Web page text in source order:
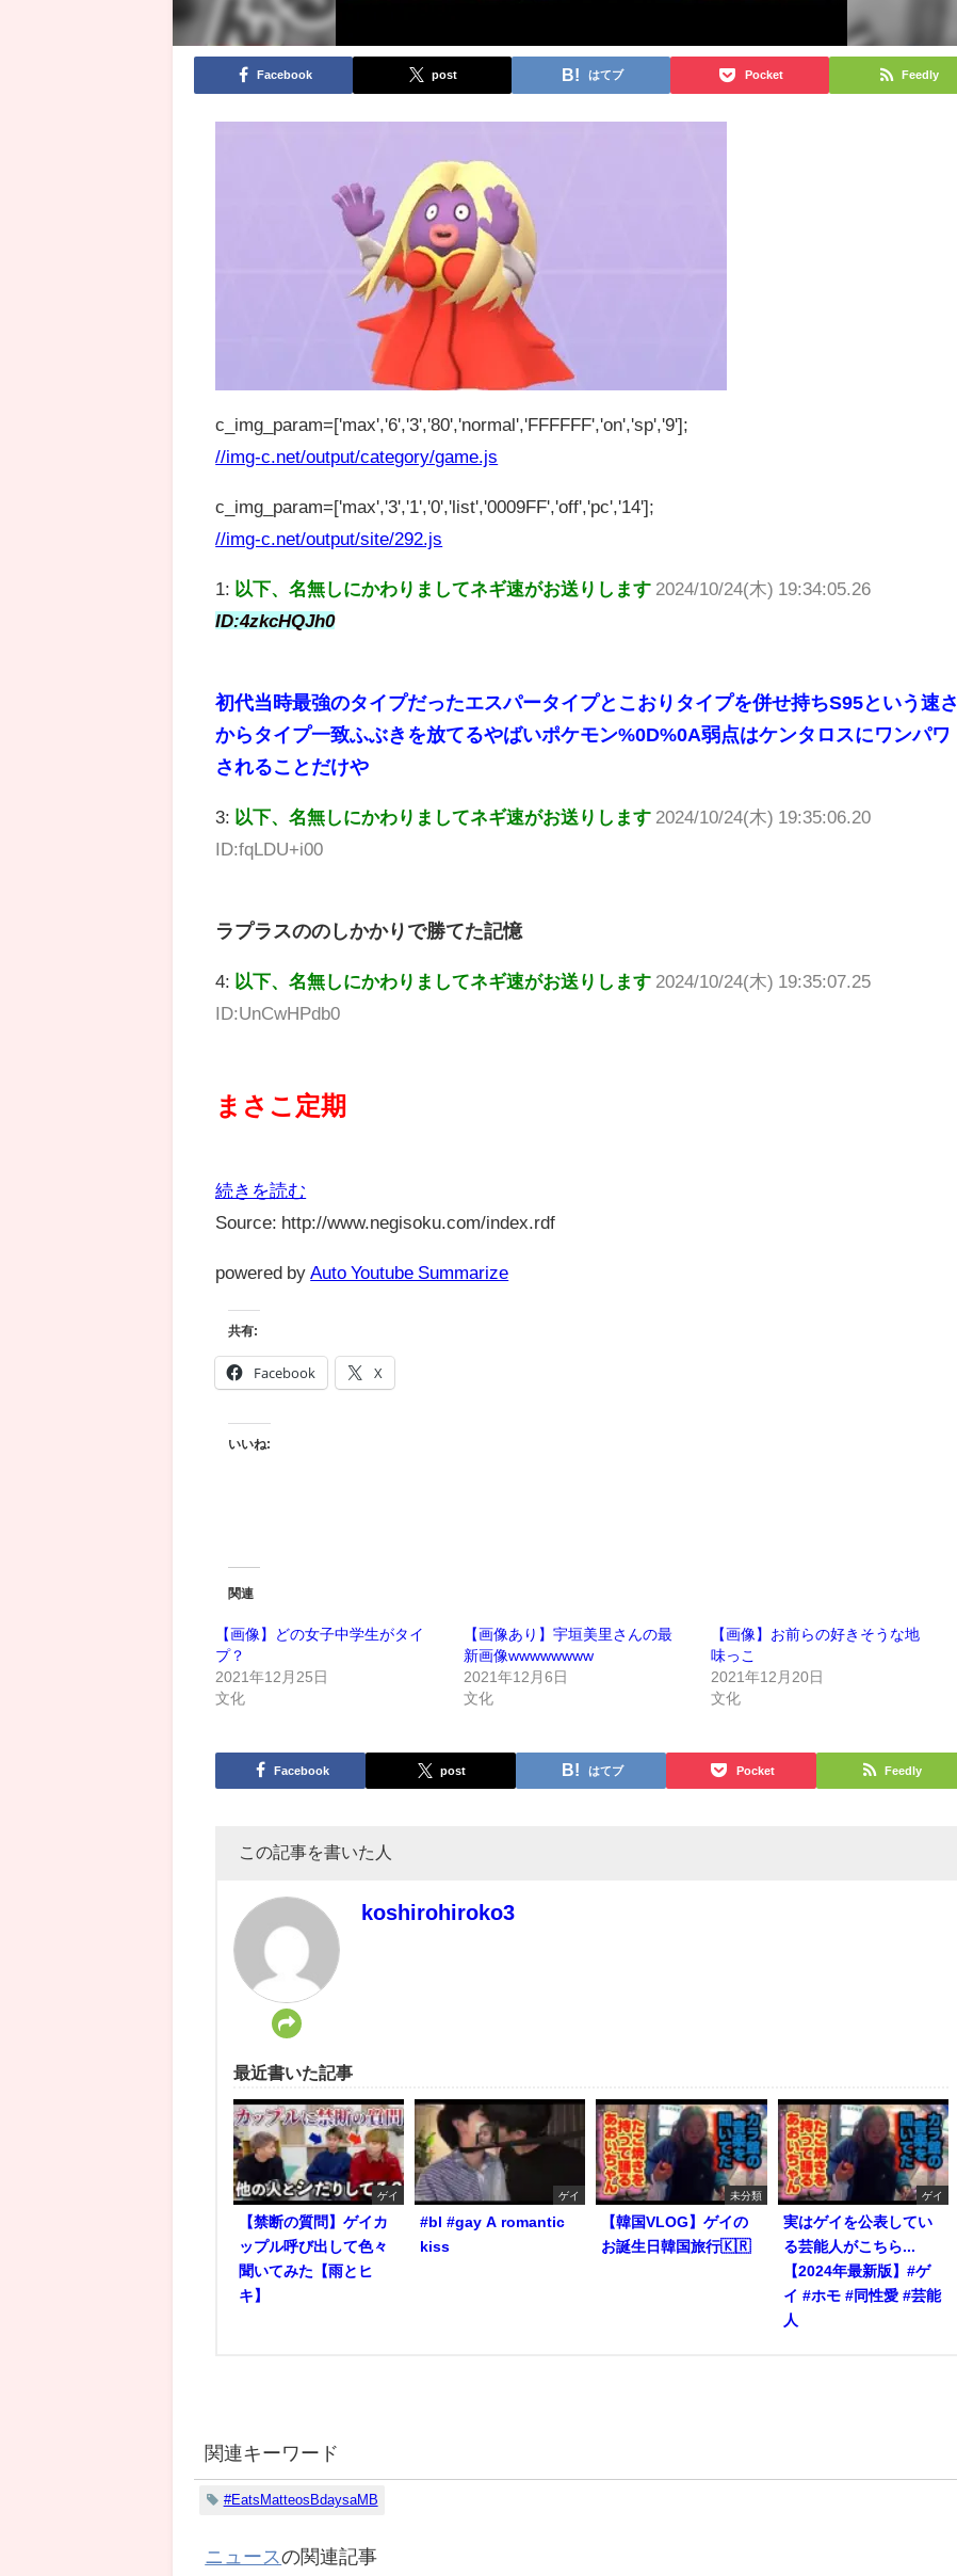
Facebook post はてブ Pocket Feedly
c_img_param=['max','6','3','80','normal','FFFFFF','on','sp','9'];
//img-c.net/output/category/game.js
c_img_param=['max','3','1','0','list','0009FF','off','pc','14'];
//img-c.net/output/site/292.js
1: 以下、名無しにかわりましてネギ速がお送りします 2024/10/24(木) 19:34:05.26
ID:4zkcHQJh0
初代当時最強のタイプだったエスパータイプとこおりタイプを併せ持ちS95という速さ
からタイプ一致ふぶきを放てるやばいポケモン%0D%0A弱点はケンタロスにワンパワ
されることだけや
3: 以下、名無しにかわりましてネギ速がお送りします 2024/10/24(木) 19:35:06.20
ID:fqLDU+i00
ラプラスののしかかりで勝てた記憶
4: 以下、名無しにかわりましてネギ速がお送りします 2024/10/24(木) 19:35:07.25
ID:UnCwHPdb0
まさこ定期
続きを読む
Source: http://www.negisoku.com/index.rdf
powered by Auto Youtube Summarize
共有:
Facebook X
いいね:
関連
【画像】どの女子中学生がタイ
プ？
2021年12月25日
文化
【画像あり】宇垣美里さんの最
新画像wwwwwwww
2021年12月6日
文化
【画像】お前らの好きそうな地
味っこ
2021年12月20日
文化
Facebook post はてブ Pocket Feedly
この記事を書いた人
koshirohiroko3
最近書いた記事
ゲイ
【禁断の質問】ゲイカ
ップル呼び出して色々
聞いてみた【雨とヒ
キ】
ゲイ
#bl #gay A romantic
kiss
未分類
【韓国VLOG】ゲイの
お誕生日韓国旅行🇰🇷
ゲイ
実はゲイを公表してい
る芸能人がこちら...
【2024年最新版】#ゲ
イ #ホモ #同性愛 #芸能
人
関連キーワード
#EatsMatteosBdaysaMB
ニュースの関連記事